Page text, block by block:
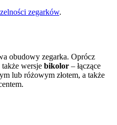
zegarków.
obudowy zegarka. Oprócz
wersje bikolor – łączące
lub różowym złotem, a także